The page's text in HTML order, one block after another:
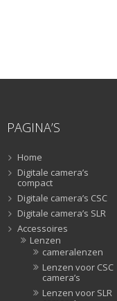
PAGINA’S
Home
Digitale camera’s
compact
Digitale camera’s CSC
Digitale camera’s SLR
Accessoires
Lenzen
cameralenzen
Lenzen voor CSC
camera’s
Lenzen voor SLR